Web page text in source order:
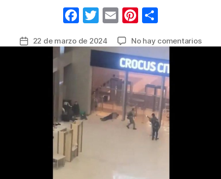
F
c
e
o
o
k
T
itt
er
E
ail
Pi
er
e
st
m
p
ar
tir
Fecha22 de marzo de 2024 No hay comentariosen